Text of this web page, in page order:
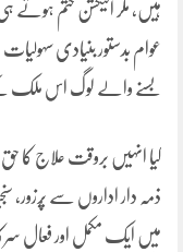
ہیں، مگر الیکشن ختم ہوتے ہی
عوام بدستور بنیادی
بسنے والے لوگ اس ملک کے
کیا انہیں بروقت علاج کا
ذمہ دار اداروں سے پُرزور،
میں ایک مکمل اور فعال